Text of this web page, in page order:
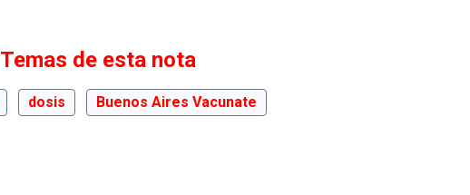
Temas de esta nota
dosis Buenos Aires Vacunate